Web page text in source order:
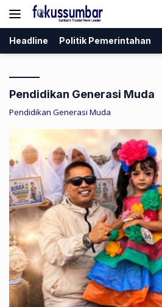
Langsung
Headline Politik Pemerintahan
Pendidikan Generasi Muda
Pendidikan Generasi Muda